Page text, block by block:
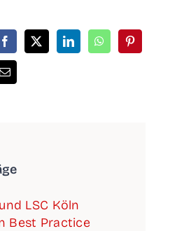
LSC Köln
Best Prac­ti­ce